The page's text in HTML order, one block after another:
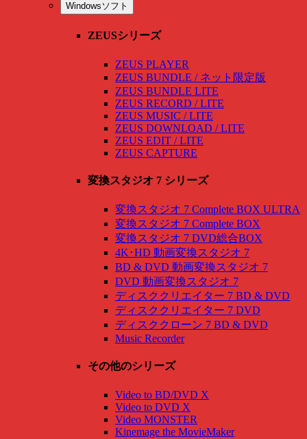
Windowsソフト
ZEUSシリーズ
ZEUS PLAYER
ZEUS BUNDLE / ネット限定版
ZEUS BUNDLE LITE
ZEUS RECORD / LITE
ZEUS MUSIC / LITE
ZEUS DOWNLOAD / LITE
ZEUS EDIT / LITE
ZEUS CAPTURE
変換スタジオ 7 シリーズ
変換スタジオ 7 Complete BOX ULTRA
変換スタジオ 7 Complete BOX
変換スタジオ 7 DVD総合BOX
4K･HD 動画変換スタジオ 7
BD & DVD 動画変換スタジオ 7
DVD 動画変換スタジオ 7
ディスククリエイター 7 BD & DVD
ディスククリエイター 7 DVD
ディスククローン 7 BD & DVD
Music Recorder
その他のシリーズ
Video to BD/DVD X
Video to DVD X
Video MONSTER
Kinemage the MovieMaker